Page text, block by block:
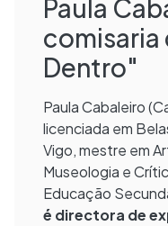
Paula
comisaria
Dentro"
Paula Cabaleiro
licenciada em
Vigo, mestre em
Museologia e
Educação
é directora de